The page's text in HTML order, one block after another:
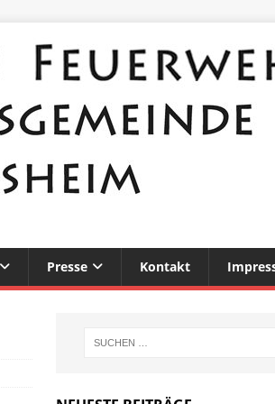
Presse Kontakt